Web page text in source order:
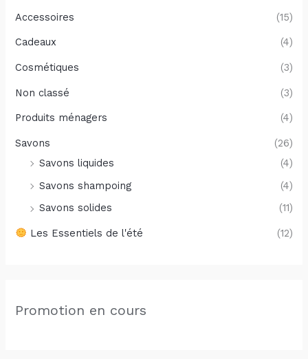
Accessoires (15)
Cadeaux (4)
Cosmétiques (3)
Non classé (3)
Produits ménagers (4)
Savons
(26)
Savons liquides
(4)
Savons shampoing
(4)
Savons solides
(11)
Les Essentiels de l'été (12)
Promotion en cours